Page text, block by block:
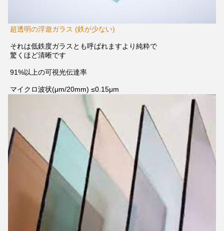
超透明の浮遊ガラス (鉄が少ない)
それは低鉄度ガラスとも呼ばれますより純粋で
驚くほど清晰です
91%以上の可視光伝達率
マイクロ波状(μm/20mm) ≤0.15μm